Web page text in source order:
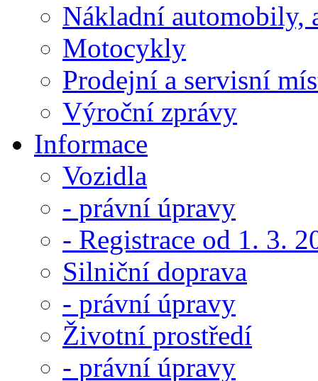
Nákladní automobily,
Motocykly
Prodejní a servisní
Výroční zprávy
Informace
Vozidla
- právní úpravy
- Registrace od 1. 3.
Silniční doprava
- právní úpravy
Životní prostředí
- právní úpravy